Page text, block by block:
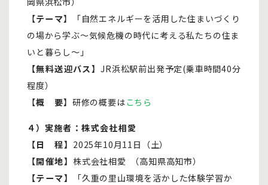
【テーマ】「自然エネルギーを活用した住まいづくり
の場から学ぶ～気候危機の時代に考える私たちの住ま
いと暮らし～」
【無料送迎バス】JR浜松駅前出発予定(乗車時間40分
程度）
【概 要】研修の概要はこちら
４） 実施者：株式会社相愛
【日 程】 2025年10月11日（土）
【開催地】株式会社相愛 （高知県高知市）
【テーマ】
「久重の里山環境を活かした体験学習か